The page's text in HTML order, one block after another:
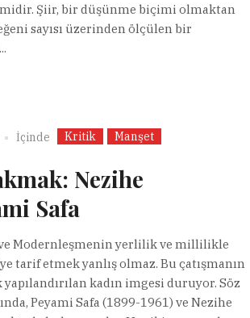
Şiir, bir düşünme biçimi olmaktan
sayısı üzerinden ölçülen bir
İçinde Kritik Manşet
Nezihe
Safa
Modernleşmenin yerlilik ve millilikle
tarif etmek yanlış olmaz. Bu çatışmanın
kadın imgesi duruyor. Söz
Peyami Safa (1899-1961) ve Nezihe